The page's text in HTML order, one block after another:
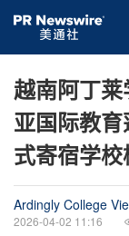
越南阿丁
亚国际教
式寄宿学
Ardingly College
2026-04-02 11:16